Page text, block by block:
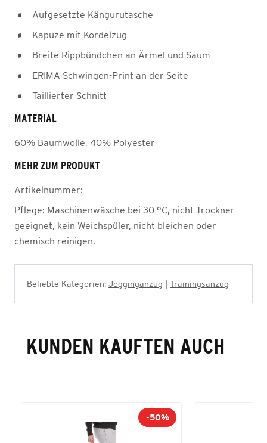
Aufgesetzte Kängurutasche
Kapuze mit Kordelzug
Breite Rippbündchen an Ärmel und Saum
ERIMA Schwingen-Print an der Seite
Taillierter Schnitt
MATERIAL
60% Baumwolle, 40% Polyester
MEHR ZUM PRODUKT
Artikelnummer:
Pflege: Maschinenwäsche bei 30 °C, nicht Trockner
geeignet, kein Weichspüler, nicht bleichen oder
chemisch reinigen.
Beliebte Kategorien: Jogginganzug Trainingsanzug
KUNDEN KAUFTEN AUCH
-50%